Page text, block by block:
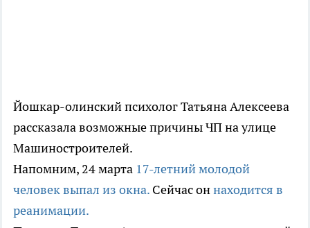
Йошкар-олинский психолог Татьяна Алексеева
рассказала возможные причины ЧП на улице
Машиностроителей.
Напомним, 24 марта 17-летний молодой
человек выпал из окна. Сейчас оннаходится в
реанимации.